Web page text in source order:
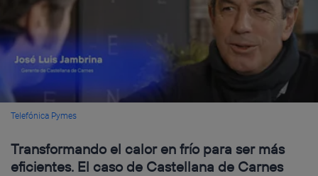
Telefónica Pymes
Transformando el calor en frío para ser más
eficientes. El caso de Castellana de Carnes